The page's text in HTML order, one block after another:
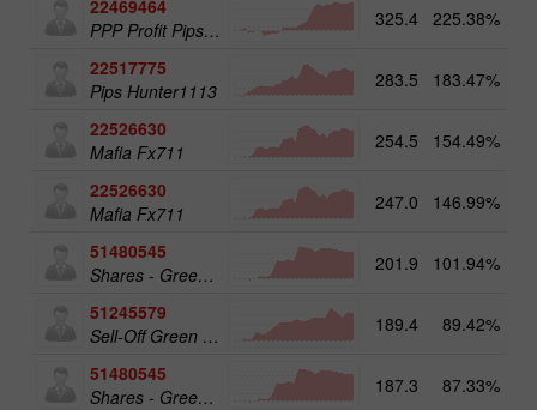
22469464
PPP Profit Pips Plus
325.4 225.38%
22517775
Pips Hunter1113
283.5 183.47%
22526630
Mafia Fx711
254.5 154.49%
22526630
Mafia Fx711
247.0 146.99%
51480545
Shares - Green Energy 25
201.9 101.94%
51245579
Sell-Off Green Energy 50
189.4 89.42%
51480545
Shares - Green Energy 25
187.3 87.33%